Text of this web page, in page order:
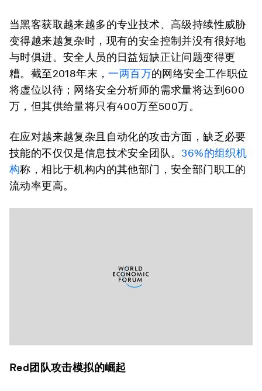
当黑客获取越来越多的专业技术、高级持续性威胁
变得越来越复杂时，现有的安全控制并没有很好地
与时俱进。安全人员的日益短缺正让问题变得更
糟。截至2018年末，一两百万的网络安全工作职位
将虚位以待；网络安全分析师的需求量将达到600
万，但其供给量将只有400万至500万。
在应对越来越复杂且自动化的攻击方面，缺乏必要
技能的不仅仅是信息技术安全团队。 36%的组织机
构称，相比于机构内的其他部门，安全部门职工的
流动率更高。
Red团队攻击模拟的崛起